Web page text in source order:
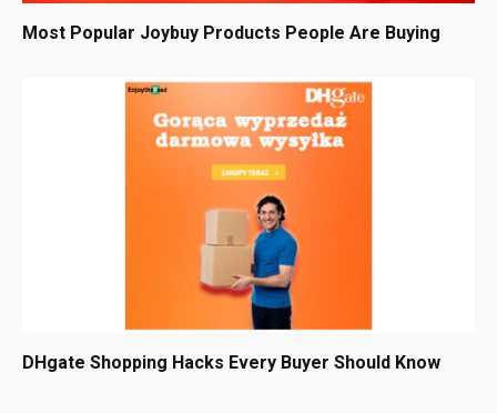
Most Popular Joybuy Products People Are Buying
DHgate Shopping Hacks Every Buyer Should Know